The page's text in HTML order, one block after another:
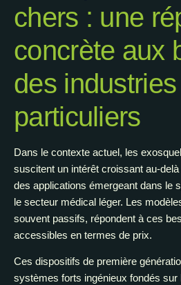
chers : une
concrète aux
des
particuliers
Dans le contexte actuel, les
suscitent un intérêt croissant au-delà
des applications émergeant dans le
le secteur médical léger. Les
souvent passifs, répondent à ces
accessibles en termes de prix.
Ces dispositifs de première
systèmes forts ingénieux fondés sur